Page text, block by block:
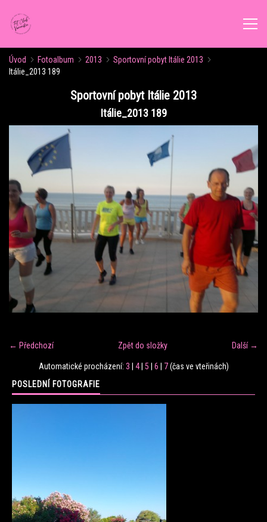
ÚVOD
ROZVRH CVIČENÍ
KALENDÁŘ AKCÍ
FORMY CVIČENÍ
VÝŽIVOVÉ PORADENSTVÍ
FITNESS TRÉNINK
FIT CLUB VERONIKA
CENÍK
Úvod Fotoalbum 2013
Sportovní pobyt Itálie 2013
Itálie_2013 189
Sportovní pobyt Itálie 2013
Itálie_2013 189
← Předchozí Další →
Zpět do složky
Automatické procházení: 3 | 4| 5 | 6 | 7(čas ve vteřinách)
POSLEDNÍ FOTOGRAFIE